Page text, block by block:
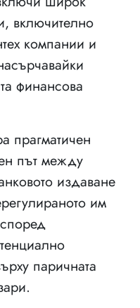
включително
компании и
финансова
прагматичен
път между
издаване
им
паричната